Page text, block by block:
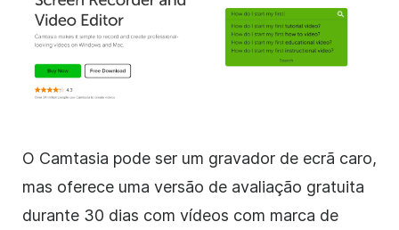
O Camtasia pode ser um gravador de ecrã caro,
mas oferece uma versão de avaliação gratuita
durante 30 dias com vídeos com marca de